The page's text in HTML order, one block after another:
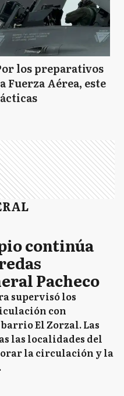
los preparativos
Fuerza Aérea, este
continúa
Pacheco
supervisó los
con
El Zorzal. Las
las localidades del
la circulación y la